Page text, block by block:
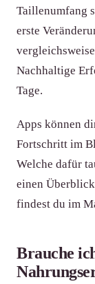
Taillenumfang
erste
Nachhaltige
Tage.
Apps können
Fortschritt im
Welche dafür
einen
findest du im
Brauche